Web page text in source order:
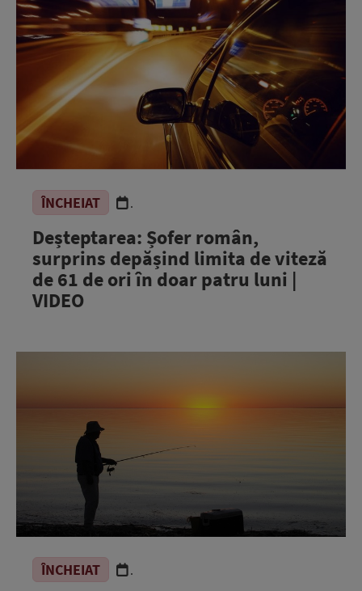
ÎNCHEIAT .
Deșteptarea: Șofer român,
surprins depășind limita de viteză
de 61 de ori în doar patru luni |
VIDEO
ÎNCHEIAT .